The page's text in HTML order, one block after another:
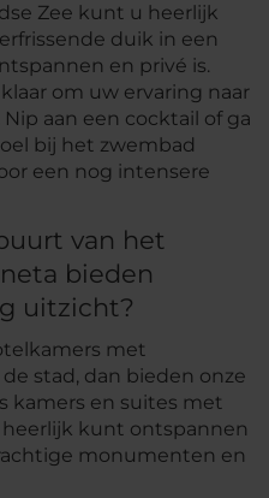
Zee kunt u heerlijk
duik in een
en privé is.
om uw ervaring naar
aan een cocktail of ga
bij het zwembad
een nog intensere
van het
bieden
uitzicht?
met
stad, dan bieden onze
kamers en suites met
kunt ontspannen
monumenten en